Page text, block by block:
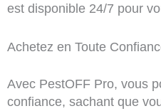
est disponible 24/7 pour
Achetez en Toute
Avec PestOFF Pro, vous
confiance, sachant que